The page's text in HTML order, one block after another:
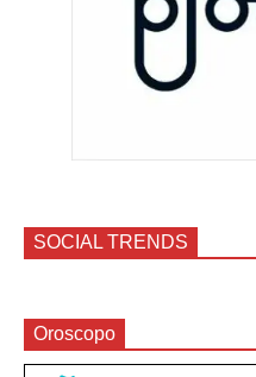
SOCIAL TRENDS
Oroscopo